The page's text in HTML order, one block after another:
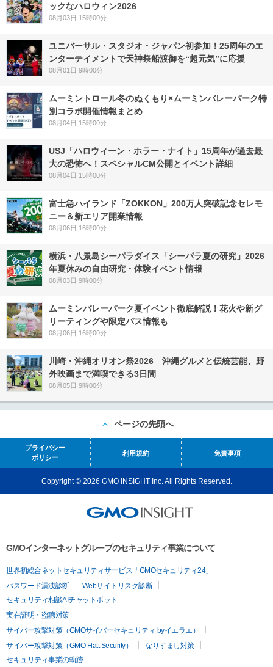
ックなハロウィン2026
08月03日 15時00分
ユニバーサル・スタジオ・ジャパン初参加！25周年のエ
ンターテイメントで天神祭船渡御を“超元気”に応援
08月01日 9時00分
ムーミントロール冬のぬくもり×ムーミンバレーパーク特
別コラボ開催情報まとめ
08月04日 15時00分
USJ「ハロウィーン・ホラー・ナイト」15周年が過去最
大の恐怖へ！スペシャルCM公開とイベント詳細
08月04日 15時00分
富士急ハイランド「ZOKKON」200万人突破記念セレモ
ニー＆新エリア開業情報
08月06日 16時00分
横浜・八景島シーパラダイス「シーパラ夏の研究」2026
年夏休みの自由研究・体験イベント情報
08月03日 9時00分
ムーミンバレーパーク夏イベント徹底解説！花火や新グ
リーティングや限定パス情報も
08月06日 16時00分
川崎・沖縄オリオン祭2026 沖縄グルメと伝統芸能、野
外映画まで満喫できる3日間
08月05日 9時00分
ページの先頭へ
プライバシー
ポリシー
利用規約 免責事項
Copyright © 2026 GMO INSIGHT Inc. All Rights Reserved.
GMOインターネットグループのセキュリティ事業について
世界初総合ネットセキュリティサービス「GMOセキュリティ24」
パスワード漏洩診断
Webサイトリスク診断
セキュリティ相談AIチャットボット
実在証明・盗聴対策
サイバー攻撃対策（GMOサイバーセキュリティ byイエラエ）
サイバー攻撃対策（GMO Flatt Security）
なりすまし対策
セキュリティ事業の軌跡